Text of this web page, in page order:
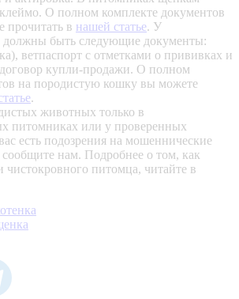
О полном комплекте документов
прочитать в нашей статье. У
должны быть следующие документы:
ветпаспорт с отметками о прививках и
купли-продажи. О полном
на породистую кошку вы можете
.
животных только в
питомниках или у проверенных
есть подозрения на мошеннические
сообщите нам. Подробнее о том, как
чистокровного питомца, читайте в